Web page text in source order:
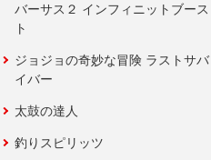
バーサス２ インフィニットブース
ト
ジョジョの奇妙な冒険 ラストサバ
イバー
太鼓の達人
釣りスピリッツ